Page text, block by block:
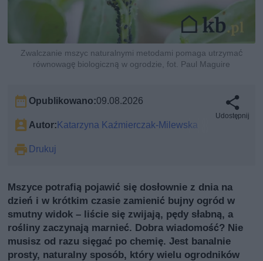
Zwalczanie mszyc naturalnymi metodami pomaga utrzymać
równowagę biologiczną w ogrodzie, fot. Paul Maguire
Opublikowano:09.08.2026
Autor:Katarzyna Kaźmierczak-Milewska
Drukuj
Udostępnij
Mszyce potrafią pojawić się dosłownie z dnia na
dzień i w krótkim czasie zamienić bujny ogród w
smutny widok – liście się zwijają, pędy słabną, a
rośliny zaczynają marnieć. Dobra wiadomość? Nie
musisz od razu sięgać po chemię. Jest banalnie
prosty, naturalny sposób, który wielu ogrodników